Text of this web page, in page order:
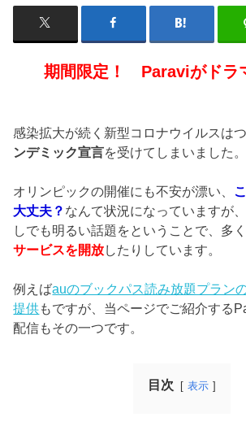
期間限定！ Paraviがドラ
感染拡大が続く新型コロナウイルスは
ンデミック宣言を受けてしまいました。
オリンピックの開催にも不安が漂い、
大丈夫？ なんて状況になっていますが
しでも明るい話題をということで、多
サービスを開放したりしています。
例えばauのブックパス読み放題プラン
提供もですが、当ページでご紹介する
配信もその一つです。
目次 表示